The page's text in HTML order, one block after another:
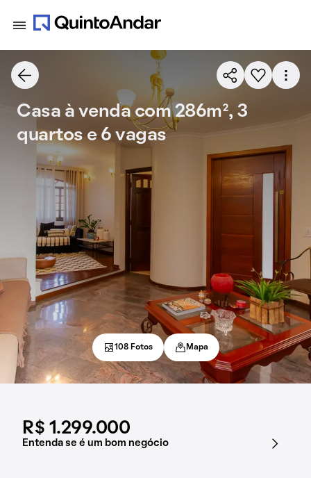
R$ 1.299.000
Entenda se é um bom negócio
Casa à venda com 286m², 3
quartos e 6 vagas
108 Fotos Mapa